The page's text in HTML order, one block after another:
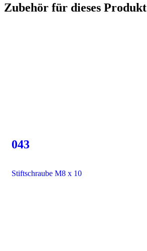
Zubehör für dieses Produkt
043
Stiftschraube M8 x 10